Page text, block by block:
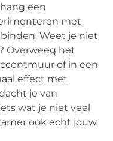
een
met
Weet je niet
Overweeg het
of in een
effect met
je van
wat je niet veel
ook echt jouw